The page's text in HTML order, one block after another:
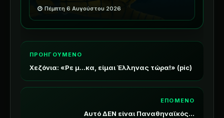
Πέμπτη 6 Αυγούστου 2026
ΕΠΟΜΕΝΟ
Αυτό ΔΕΝ είναι Παναθηναϊκός...
ΠΡΟΗΓΟΥΜΕΝΟ
Χεζόνια: «Ρε μ...κα, είμαι Έλληνας τώρα!» (pic)